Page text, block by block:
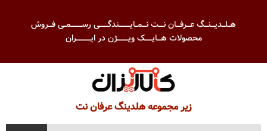
هــلــدیـــنـــگ عـــرفـــان نــــت نـــمــایـــــــــندگـــــــی رســـــــــمــی فـــروش
محصولات هـــایــــــک ویـــــــــژن در ایــــــــــــران
زیر مجموعه هلدینگ عرفان نت